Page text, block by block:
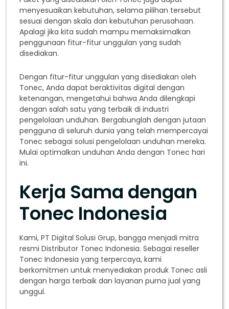
menyesuaikan kebutuhan, selama pilihan tersebut
sesuai dengan skala dan kebutuhan perusahaan.
Apalagi jika kita sudah mampu memaksimalkan
penggunaan fitur-fitur unggulan yang sudah
disediakan.
Dengan fitur-fitur unggulan yang disediakan oleh
Tonec, Anda dapat beraktivitas digital dengan
ketenangan, mengetahui bahwa Anda dilengkapi
dengan salah satu yang terbaik di industri
pengelolaan unduhan. Bergabunglah dengan jutaan
pengguna di seluruh dunia yang telah mempercayai
Tonec sebagai solusi pengelolaan unduhan mereka.
Mulai optimalkan unduhan Anda dengan Tonec hari
ini.
Kerja Sama dengan
Tonec Indonesia
Kami, PT Digital Solusi Grup, bangga menjadi mitra
resmi Distributor Tonec Indonesia. Sebagai reseller
Tonec Indonesia yang terpercaya, kami
berkomitmen untuk menyediakan produk Tonec asli
dengan harga terbaik dan layanan purna jual yang
unggul.